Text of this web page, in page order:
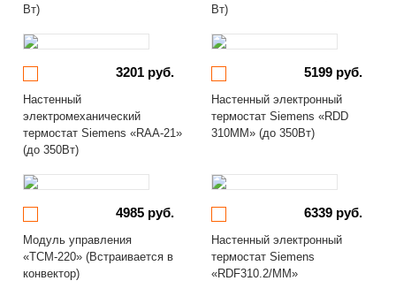
Вт)
Вт)
3201 руб.
Настенный
электромеханический
термостат Siemens «RAA-21»
(до 350Вт)
5199 руб.
Настенный электронный
термостат Siemens «RDD
310MM» (до 350Вт)
4985 руб.
Модуль управления
«ТСМ-220» (Встраивается в
конвектор)
6339 руб.
Настенный электронный
термостат Siemens
«RDF310.2/MM»